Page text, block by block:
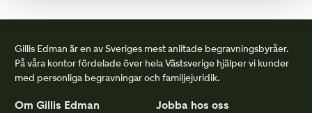
Gillis Edman är en av Sveriges mest anlitade begravningsbyråer.
På våra kontor fördelade över hela Västsverige hjälper vi kunder
med personliga begravningar och familjejuridik.
Om Gillis Edman
Jobba hos oss